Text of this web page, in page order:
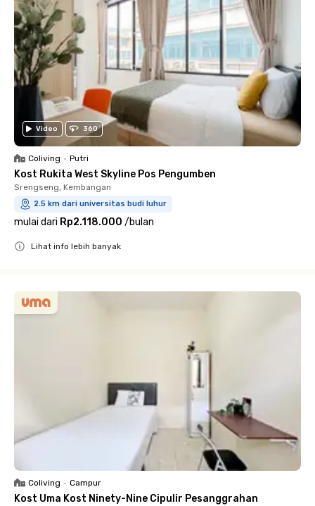
Video 360
Coliving • Putri
Kost Rukita West Skyline Pos Pengumben
Srengseng, Kembangan
2.5 km dari universitas budi luhur
mulai dari Rp2.118.000 /bulan
Lihat info lebih banyak
Coliving • Campur
Kost Uma Kost Ninety-Nine Cipulir Pesanggrahan